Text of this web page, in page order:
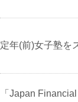
定年(前)女子塾を
「Japan